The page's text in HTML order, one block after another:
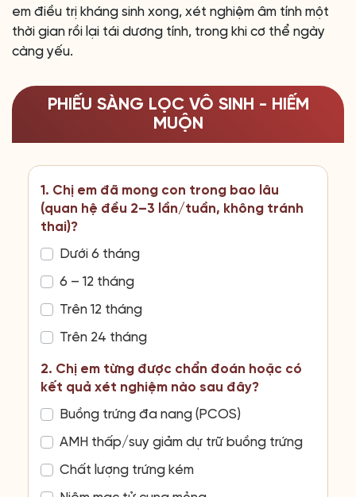
em điều trị kháng sinh xong, xét nghiệm âm tính một
thời gian rồi lại tái dương tính, trong khi cơ thể ngày
càng yếu.
PHIẾU SÀNG LỌC VÔ SINH - HIẾM
MUỘN
1. Chị em đã mong con trong bao lâu
(quan hệ đều 2–3 lần/tuần, không tránh
thai)?
Dưới 6 tháng
6 – 12 tháng
Trên 12 tháng
Trên 24 tháng
2. Chị em từng được chẩn đoán hoặc có
kết quả xét nghiệm nào sau đây?
Buồng trứng đa nang (PCOS)
AMH thấp/suy giảm dự trữ buồng trứng
Chất lượng trứng kém